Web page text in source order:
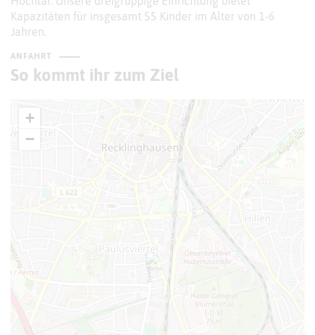
Kapazitäten für insgesamt 55 Kinder im Alter von 1-6
Jahren.
ANFAHRT
So kommt ihr zum Ziel
+
−